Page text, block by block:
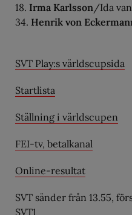
18. Irma Karlsson /Ida
34. Henrik von
SVT Play:s världscupsida
Startlista
Ställning i världscupen
FEI-tv, betalkanal
Online-resultat
SVT sänder från 13.55,
SVT1